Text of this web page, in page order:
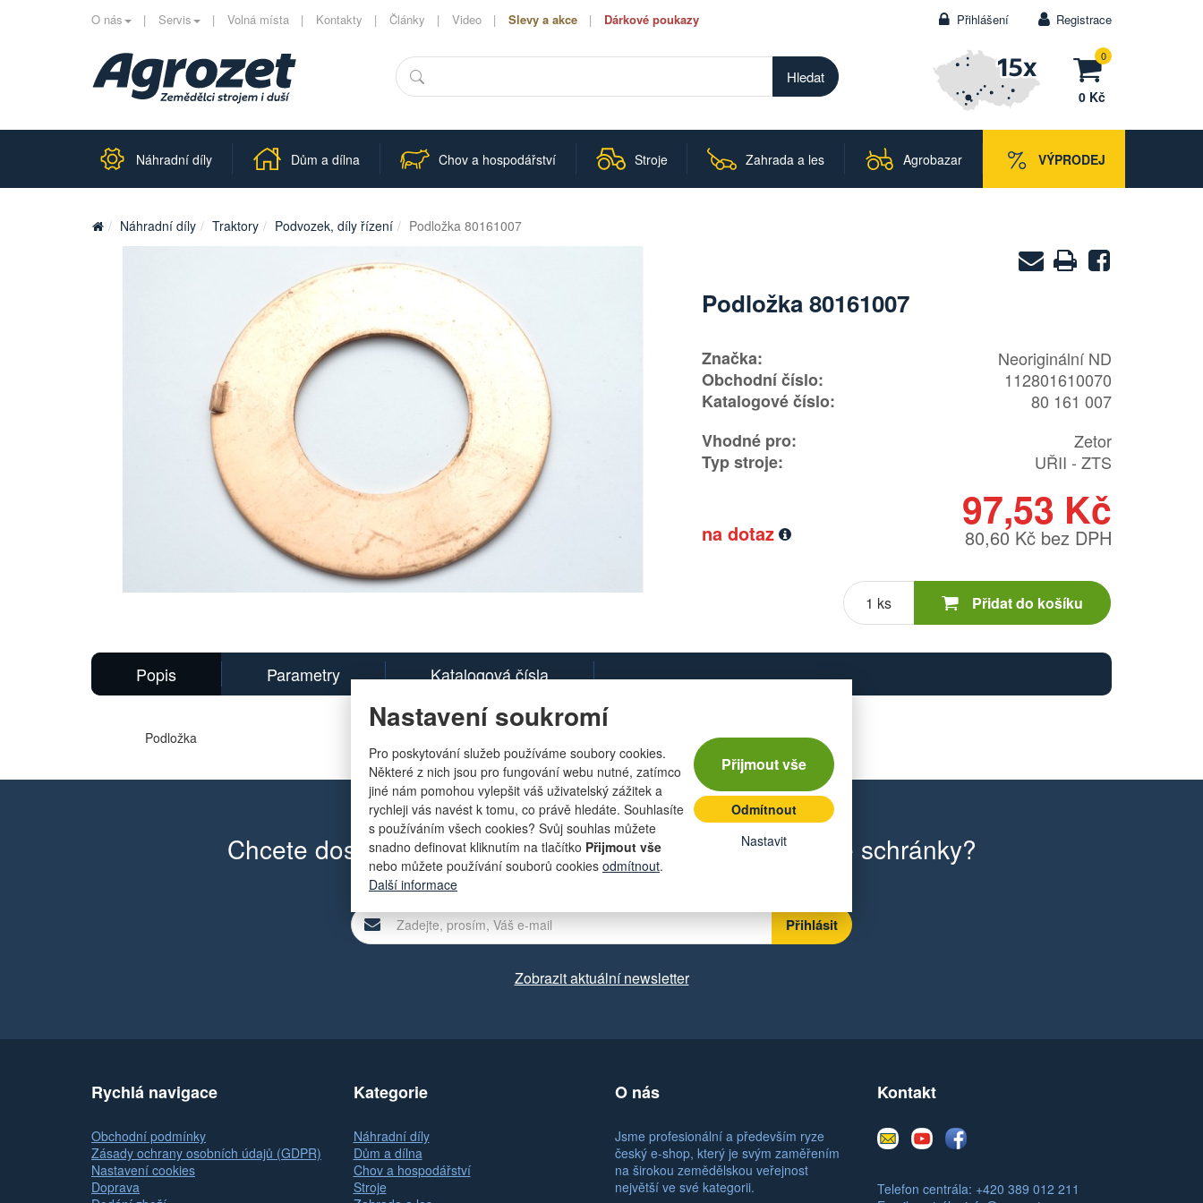
Nastavení soukromí
Pro poskytování služeb používáme soubory cookies.
Některé z nich jsou pro fungování webu nutné, zatímco
jiné nám pomohou vylepšit váš uživatelský zážitek a
rychleji vás navést k tomu, co právě hledáte. Souhlasíte
s používáním všech cookies? Svůj souhlas můžete
snadno definovat kliknutím na tlačítko Přijmout vše
nebo můžete používání souborů cookies odmítnout.
Další informace
Přijmout vše
Odmítnout
Nastavit
O nás Servis Volná místa Kontakty Články Video Slevy a akce Dárkové poukazy Přihlášení Registrace
Hledat 0
0 Kč
Náhradní díly Dům a dílna Chov a hospodářství Stroje Zahrada a les Agrobazar VÝPRODEJ
Náhradní díly Traktory Podvozek, díly řízení Podložka 80161007
Hlavní
Zaslat
na
Vytisknout
Podložka 80161007
Značka:
Neoriginální ND
Obchodní číslo:
112801610070
Katalogové číslo:
80 161 007
Vhodné pro:
Zetor
Typ stroje:
UŘII - ZTS
97,53 Kč
na dotaz 80,60 Kč bez DPH
Počet
Přidat do košíku
Popis Parametry Katalogová čísla
Podložka
Chcete dostávat lákavé nabídky přímo do své e-mailové schránky?
Zobrazit aktuální newsletter
Rychlá navigace
Obchodní podmínky
Zásady ochrany osobních údajů (GDPR)
Nastavení cookies
Doprava
Kategorie
Náhradní díly
Dům a dílna
Chov a hospodářství
Stroje
O nás
Jsme profesionální a především ryze
český e-shop, který je svým zaměřením
na širokou zemědělskou veřejnost
největší ve své kategorii.
Kontakt
E-
mail
YoutubeFacebook
Telefon centrála: +420 389 012 211